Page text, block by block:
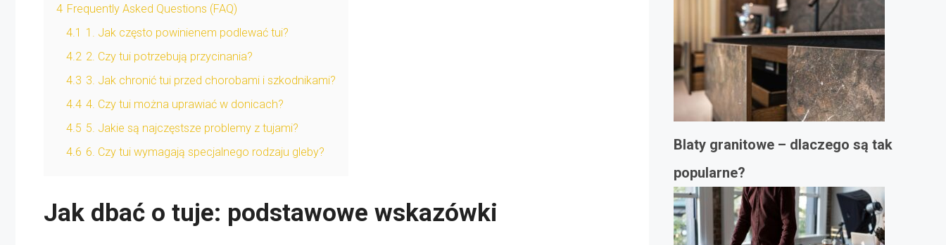
4 Frequently Asked Questions (FAQ)
4.1 1. Jak często powinienem podlewać tui?
4.2 2. Czy tui potrzebują przycinania?
4.3 3. Jak chronić tui przed chorobami i szkodnikami?
4.4 4. Czy tui można uprawiać w donicach?
4.5 5. Jakie są najczęstsze problemy z tujami?
4.6 6. Czy tui wymagają specjalnego rodzaju gleby?
Jak dbać o tuje: podstawowe wskazówki
Blaty granitowe – dlaczego są tak
popularne?